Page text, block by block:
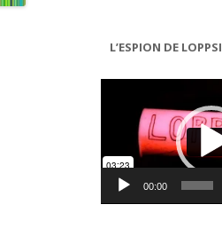
L’ESPION DE LOPPSI
Lecteur
00:00